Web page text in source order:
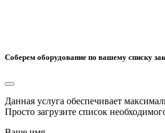
Соберем оборудование по вашему списку
Данная услуга обеспечивает
Просто загрузите список